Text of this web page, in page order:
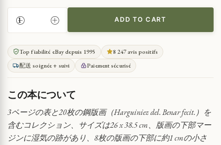
世
紀
の
馬
術
ニ
ュ
ル
QUANTITY
ADD TO CART
Top fiabilité eBay depuis 1995
8 247 avis positifs
配送 soignée + suivi
Paiement sécurisé
この本について
3ページの表と20枚の鋼版画（Harguiniez del. Benar fecit.）を
含むコレクション、サイズは26 x 38.5 cm、版画の下部マー
ジンに湿気の跡があり、8枚の版画の下部に約1 cmの小さ